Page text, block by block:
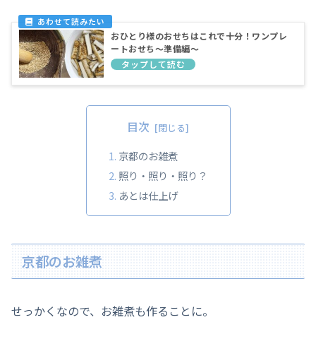
おひとり様のおせちはこれで十分！ワンプレ
ートおせち～準備編～
目次
京都のお雑煮
照り・照り・照り？
あとは仕上げ
京都のお雑煮
せっかくなので、お雑煮も作ることに。